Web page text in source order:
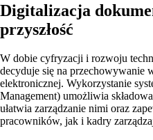
Digitalizacja
przyszłość
W dobie cyfryzacji i rozwoju
decyduje się na
elektronicznej. Wykorzystanie
Management) umożliwia
ułatwia zarządzanie nimi oraz
pracowników, jak i kadry